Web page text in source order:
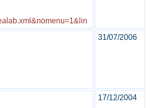
31/07/2006
17/12/2004